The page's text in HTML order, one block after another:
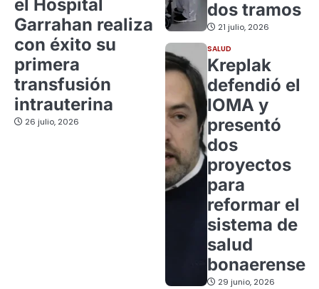
el Hospital
Garrahan realiza
con éxito su
primera
transfusión
intrauterina
26 julio, 2026
dos tramos
21 julio, 2026
SALUD
Kreplak
defendió el
IOMA y
presentó
dos
proyectos
para
reformar el
sistema de
salud
bonaerense
29 junio, 2026